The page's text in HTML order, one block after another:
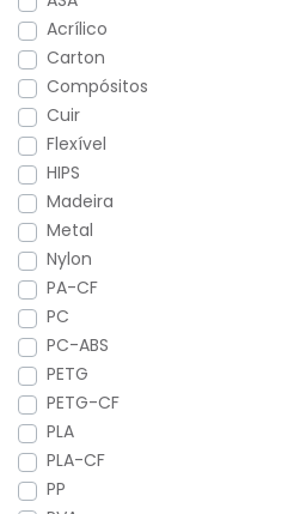
Acrílico
Carton
Compósitos
Cuir
Flexível
HIPS
Madeira
Metal
Nylon
PA-CF
PC
PC-ABS
PETG
PETG-CF
PLA
PLA-CF
PP